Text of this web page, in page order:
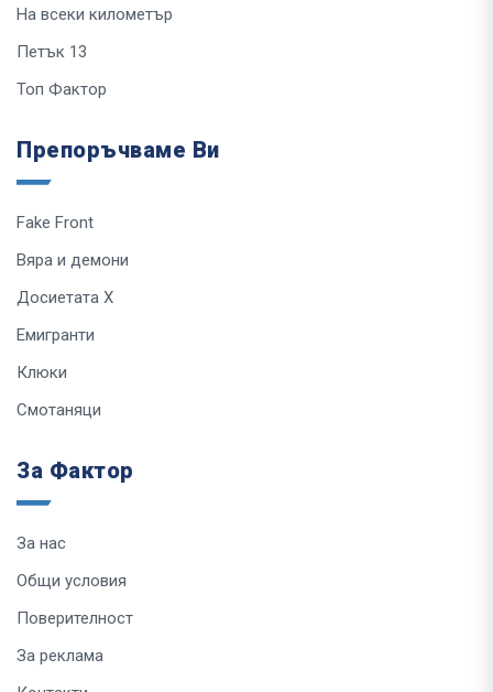
На всеки километър
Петък 13
Топ Фактор
Препоръчваме Ви
Fake Front
Вяра и демони
Досиетата Х
Емигранти
Клюки
Смотаняци
За Фактор
За нас
Общи условия
Поверителност
За реклама